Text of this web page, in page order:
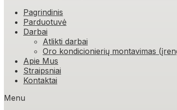
Skip
content
Pagrindinis
Parduotuvė
Darbai
Atlikti darbai
Oro kondicionierių montavimas
Apie Mus
Straipsniai
Kontaktai
Menu